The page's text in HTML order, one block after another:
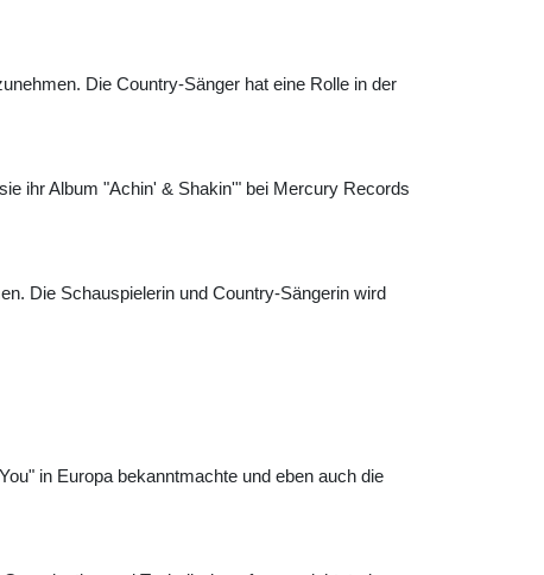
Die Country-Sänger hat eine Rolle in der
ihr Album "Achin' & Shakin'" bei Mercury Records
Die Schauspielerin und Country-Sängerin wird
in Europa bekanntmachte und eben auch die